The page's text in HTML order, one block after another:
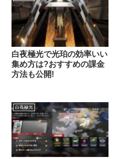
白夜極光で光珀の効率いい
集め方は?おすすめの課金
方法も公開!
白夜極光